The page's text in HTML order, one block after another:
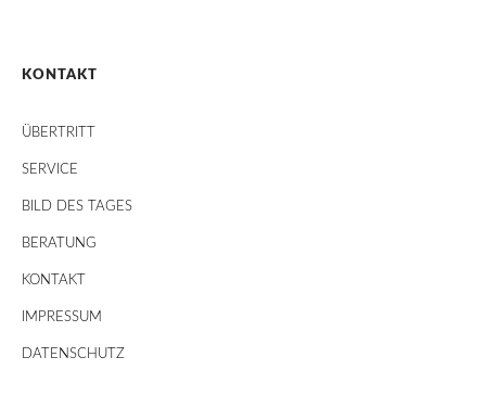
KONTAKT
ÜBERTRITT
SERVICE
BILD DES TAGES
BERATUNG
KONTAKT
IMPRESSUM
DATENSCHUTZ